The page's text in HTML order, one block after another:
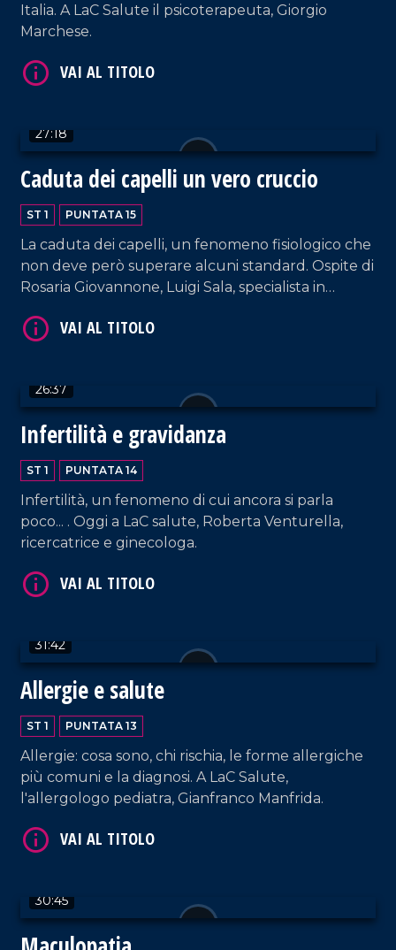
Italia. A LaC Salute il psicoterapeuta, Giorgio
Marchese.
27:18
Caduta dei capelli un vero cruccio
ST 1 PUNTATA 15
La caduta dei capelli, un fenomeno fisiologico che
non deve però superare alcuni standard. Ospite di
Rosaria Giovannone, Luigi Sala, specialista in
26:37
Infertilità e gravidanza
ST 1 PUNTATA 14
Infertilità, un fenomeno di cui ancora si parla
poco... . Oggi a LaC salute, Roberta Venturella,
ricercatrice e ginecologa.
31:42
Allergie e salute
ST 1 PUNTATA 13
Allergie: cosa sono, chi rischia, le forme allergiche
più comuni e la diagnosi. A LaC Salute,
l'allergologo pediatra, Gianfranco Manfrida.
30:45
VAI AL TITOLO
VAI AL TITOLO
VAI AL TITOLO
VAI AL TITOLO